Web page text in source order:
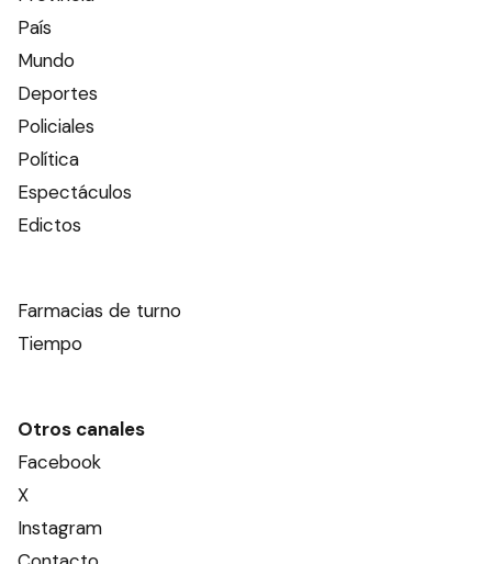
País
Mundo
Deportes
Policiales
Política
Espectáculos
Edictos
Farmacias de turno
Tiempo
Otros canales
Facebook
X
Instagram